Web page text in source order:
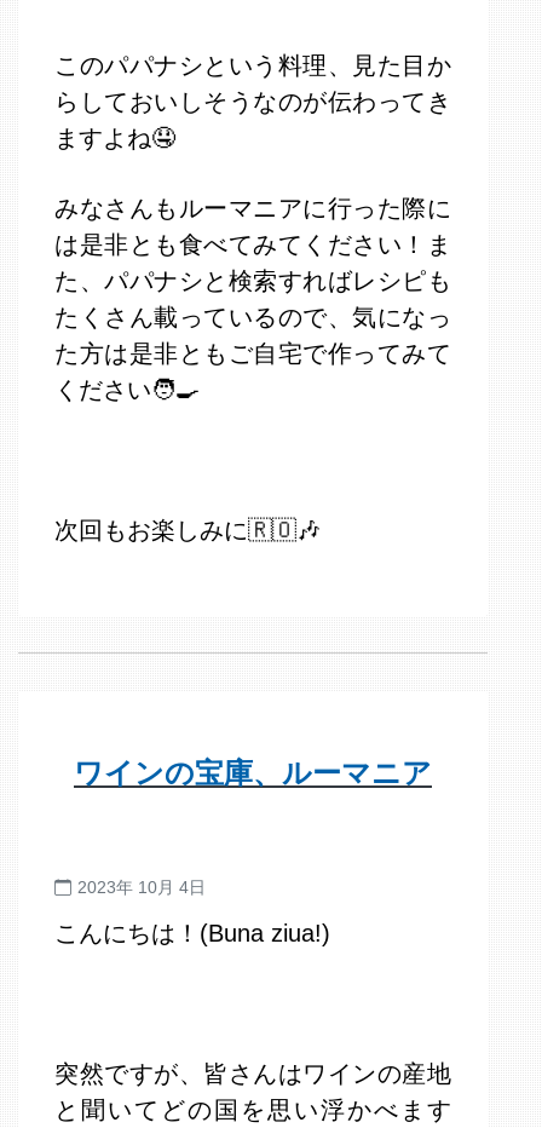
このパパナシという料理、見た目か
らしておいしそうなのが伝わってき
ますよね🤤
みなさんもルーマニアに行った際に
は是非とも食べてみてください！ま
た、パパナシと検索すればレシピも
たくさん載っているので、気になっ
た方は是非ともご自宅で作ってみて
ください🧑‍🍳
次回もお楽しみに🇷🇴🎶
ワインの宝庫、ルーマニア
2023年 10月 4日
こんにちは！(Buna ziua!)
突然ですが、皆さんはワインの産地
と聞いてどの国を思い浮かべます